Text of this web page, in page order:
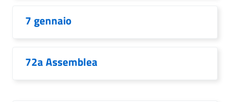
7 gennaio
72a Assemblea